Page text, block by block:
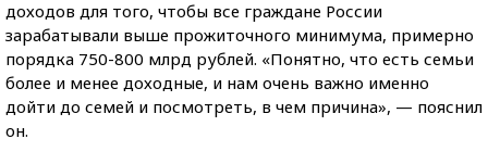
доходов для того, чтобы все граждане России
зарабатывали выше прожиточного минимума, примерно
порядка 750-800 млрд рублей. «Понятно, что есть семьи
более и менее доходные, и нам очень важно именно
дойти до семей и посмотреть, в чем причина», — пояснил
он.